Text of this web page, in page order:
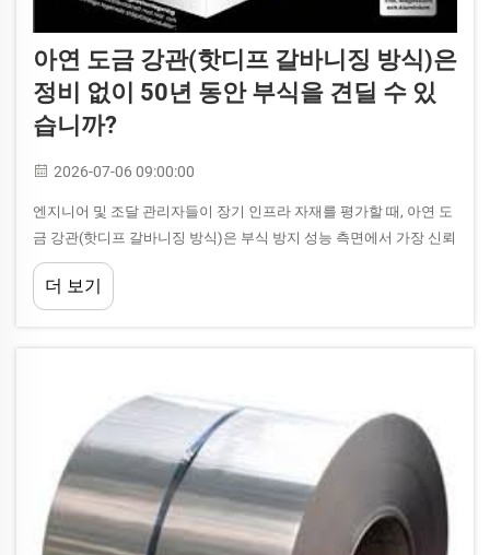
아연 도금 강관(핫디프 갈바니징 방식)은
정비 없이 50년 동안 부식을 견딜 수 있
습니까?
2026-07-06 09:00:00
엔지니어 및 조달 관리자들이 장기 인프라 자재를 평가할 때, 아연 도
금 강관(핫디프 갈바니징 방식)은 부식 방지 성능 측면에서 가장 신뢰
받는 옵션 중 하나로 꾸준히 평가됩니다. 아연 도금 강관(핫디프 갈바
니징 방식)이 50년간 지속될 수 있다는 주장은...
더 보기